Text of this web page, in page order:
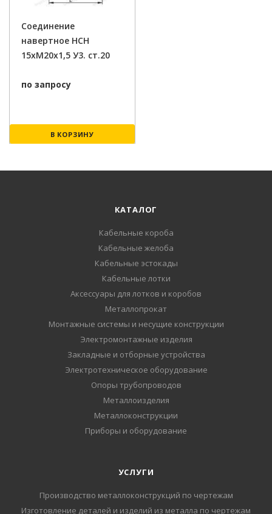
Соединение
навертное НСН
15хМ20х1,5 У3. ст.20
по запросу
В КОРЗИНУ
КАТАЛОГ
Кабельные короба
Кабельные желоба
Кабельные эстокады
Кабельные лотки
Аксессуары для лотков и коробов
Металлопрокат
Монтажные системы и несущие конструкции
Электромонтажные изделия
Закладные и отборные устройства
Электротехническое оборудование
Опоры трубопроводов
Металлоизделия
Металлоконструкции
Приборы и оборудование
УСЛУГИ
Производство металлоконструкций по чертежам
Изготовление деталей и изделий из металла по чертежам